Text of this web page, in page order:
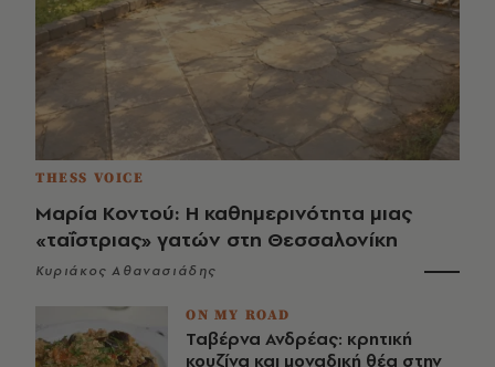
THESS VOICE
Μαρία Κοντού: Η καθημερινότητα μιας
«ταΐστριας» γατών στη Θεσσαλονίκη
Κυριάκος Αθανασιάδης
ON MY ROAD
Ταβέρνα Ανδρέας: κρητική
κουζίνα και μοναδική θέα στην